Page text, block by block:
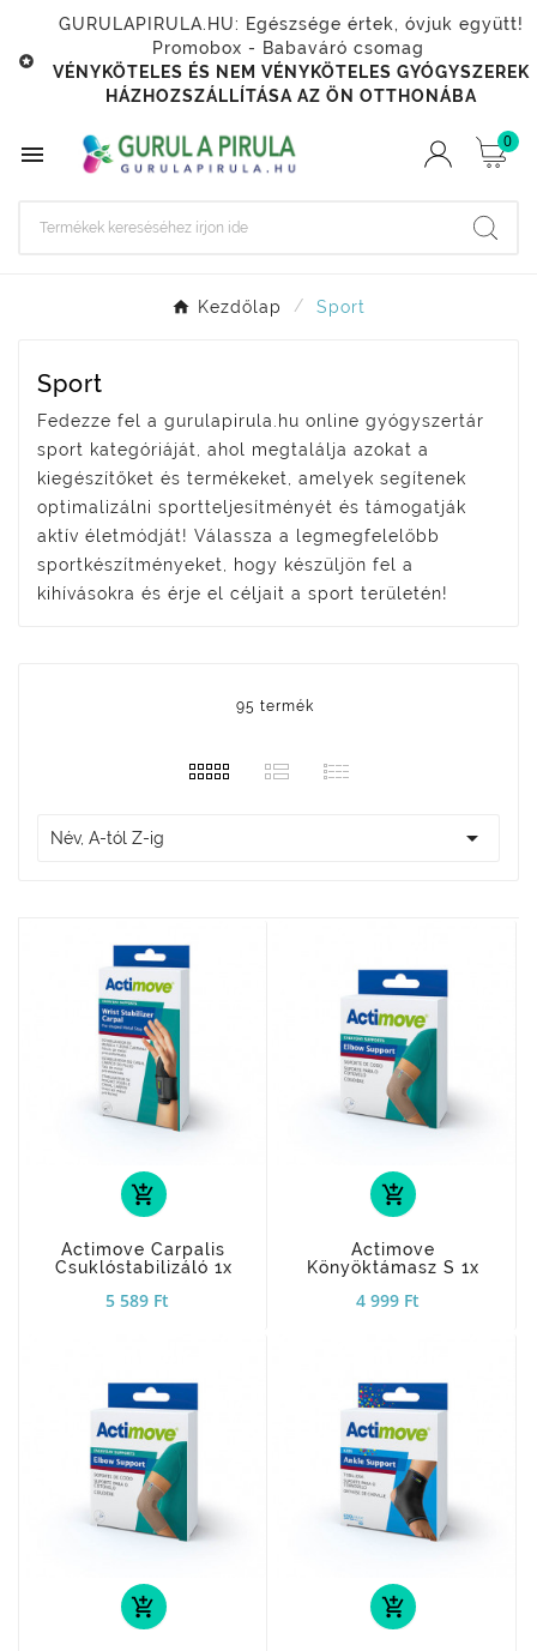

GURULAPIRULA.HU: Egészsége értek, óvjuk együtt!
Promobox - Babaváró csomag
VÉNYKÖTELES ÉS NEM VÉNYKÖTELES GYÓGYSZEREK
HÁZHOZSZÁLLÍTÁSA AZ ÖN OTTHONÁBA
 0
Kezdőlap Sport
Sport
Fedezze fel a gurulapirula.hu online gyógyszertár
sport kategóriáját, ahol megtalálja azokat a
kiegészítőket és termékeket, amelyek segítenek
optimalizálni sportteljesítményét és támogatják
aktív életmódját! Válassza a legmegfelelőbb
sportkészítményeket, hogy készüljön fel a
kihívásokra és érje el céljait a sport területén!
95 termék
Név, A-tól Z-ig 
add_shopping_cart
Actimove Carpalis
Csuklóstabilizáló 1x
5 589 Ft
add_shopping_cart
Actimove
Könyöktámasz S 1x
4 999 Ft
add_shopping_cart add_shopping_cart